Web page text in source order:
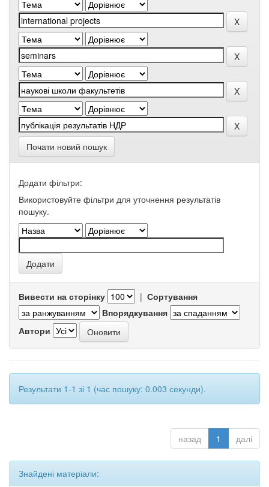
Почати новий пошук
Додати фільтри:
Використовуйте фільтри для уточнення результатів
пошуку.
Вивести на сторінку | Сортування
Впорядкування
Автори
Результати 1-1 зі 1 (час пошуку: 0.003 секунди).
назад 1 далі
Знайдені матеріали: